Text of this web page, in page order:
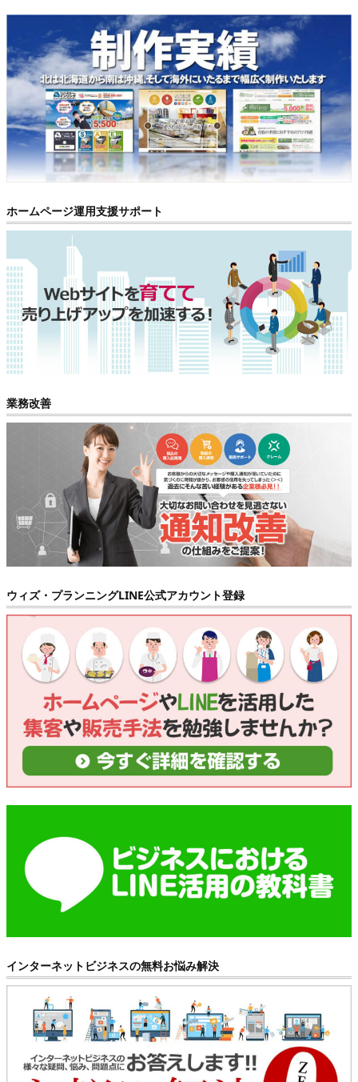
ホームページ運用支援サポート
業務改善
ウィズ・プランニングLINE公式アカウント登録
インターネットビジネスの無料お悩み解決